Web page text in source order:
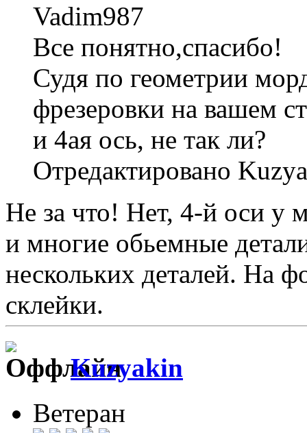
Vadim987
Все понятно,спасибо!
Судя по геометрии
фрезеровки на вашем
и 4ая ось, не так ли?
Отредактировано
Не за что! Нет, 4-й оси у
и многие обьемные
нескольких деталей. На
склейки.
Kuzyakin
Ветеран